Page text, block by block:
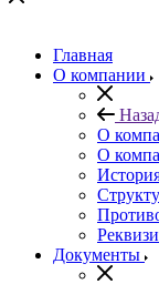
Главная
О компании
О
О
Документы